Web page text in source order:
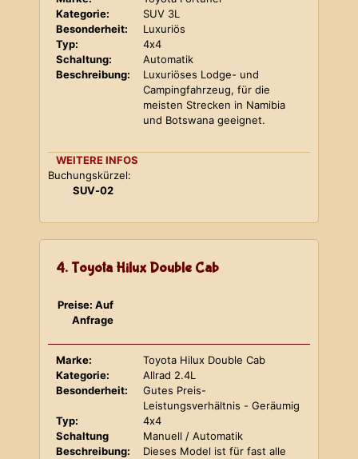
Kategorie:
SUV 3L
Besonderheit:
Luxuriös
Typ:
4x4
Schaltung:
Automatik
Beschreibung:
Luxuriöses Lodge- und
Campingfahrzeug, für die
meisten Strecken in Namibia
und Botswana geeignet.
WEITERE INFOS
Buchungskürzel:
SUV-02
4. Toyota Hilux Double Cab
Preise: Auf
Anfrage
Marke:
Toyota Hilux Double Cab
Kategorie:
Allrad 2.4L
Besonderheit:
Gutes Preis-
Leistungsverhältnis - Geräumig
Typ:
4x4
Schaltung
Manuell / Automatik
Beschreibung:
Dieses Model ist für fast alle